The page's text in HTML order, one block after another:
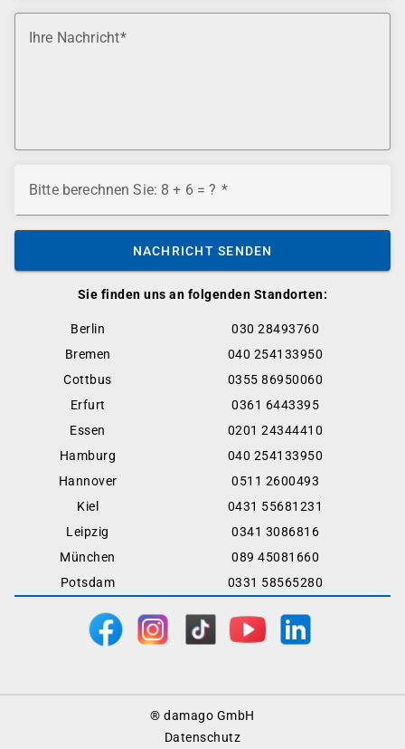
Sie finden uns an folgenden Standorten:
Berlin
030 28493760
Bremen
040 254133950
Cottbus
0355 86950060
Erfurt
0361 6443395
Essen
0201 24344410
Hamburg
040 254133950
Hannover
0511 2600493
Kiel
0431 55681231
Leipzig
0341 3086816
München
089 45081660
Potsdam
0331 58565280
Ihre Nachricht
Bitte berechnen Sie: 8 + 6 = ?
NACHRICHT SENDEN
® damago GmbH
Datenschutz